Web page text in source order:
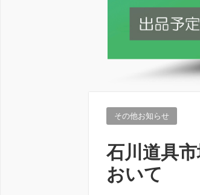
その他お知らせ
石川道具
おいて